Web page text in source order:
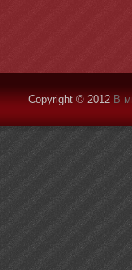
Copyright © 2012 В